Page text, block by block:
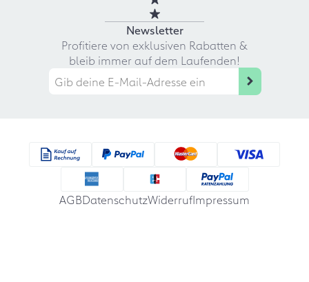
Newsletter
Profitiere von exklusiven Rabatten &
bleib immer auf dem Laufenden!
AGBDatenschutzWiderrufImpressum